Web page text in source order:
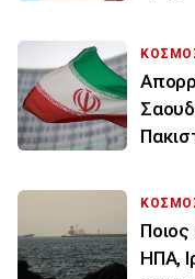
Ποιος
ΗΠΑ,